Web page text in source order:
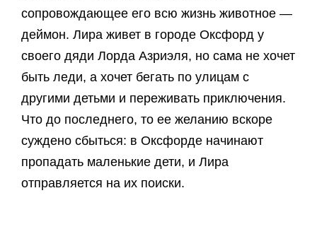
сопровождающее его всю жизнь животное —
деймон. Лира живет в городе Оксфорд у
своего дяди Лорда Азриэля, но сама не хочет
быть леди, а хочет бегать по улицам с
другими детьми и переживать приключения.
Что до последнего, то ее желанию вскоре
суждено сбыться: в Оксфорде начинают
пропадать маленькие дети, и Лира
отправляется на их поиски.